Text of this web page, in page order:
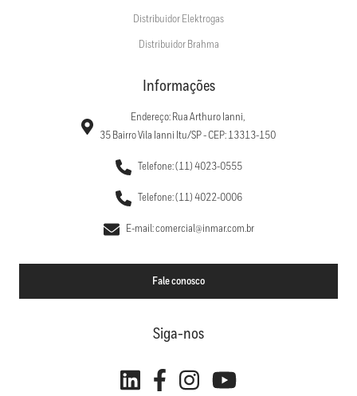
Distribuidor Elektrogas
Distribuidor Brahma
Informações
Endereço: Rua Arthuro Ianni,
35 Bairro Vila Ianni Itu/SP - CEP: 13313-150
Telefone: (11) 4023-0555
Telefone: (11) 4022-0006
E-mail: comercial@inmar.com.br
Fale conosco
Siga-nos